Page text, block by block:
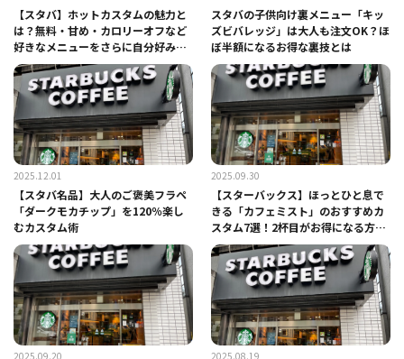
【スタバ】ホットカスタムの魅力と
は？無料・甘め・カロリーオフなど
好きなメニューをさらに自分好み
に！
スタバの子供向け裏メニュー「キッ
ズビバレッジ」は大人も注文OK？ほ
ぼ半額になるお得な裏技とは
2025.12.01
【スタバ名品】大人のご褒美フラペ
「ダークモカチップ」を120％楽し
むカスタム術
2025.09.30
【スターバックス】ほっとひと息で
きる「カフェミスト」のおすすめカ
スタム7選！2杯目がお得になる方法
は？
2025.09.20 2025.08.19